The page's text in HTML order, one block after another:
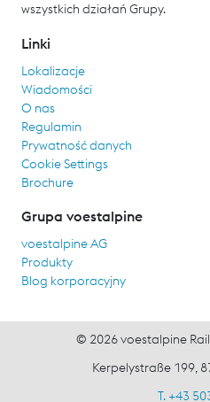
wszystkich działań Grupy.
Linki
Lokalizacje
Wiadomości
O nas
Regulamin
Prywatność danych
Cookie Settings
Brochure
Grupa voestalpine
voestalpine AG
Produkty
Blog korporacyjny
© 2026 voestalpine
Kerpelystraße 199,
T. +43